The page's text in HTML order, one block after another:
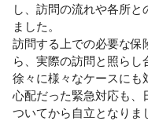
し、訪問の流れや各所
ました。
訪問する上での必要な
ら、実際の訪問と照らし
徐々に様々なケースにも
心配だった緊急対応も
ついてから自立となりま